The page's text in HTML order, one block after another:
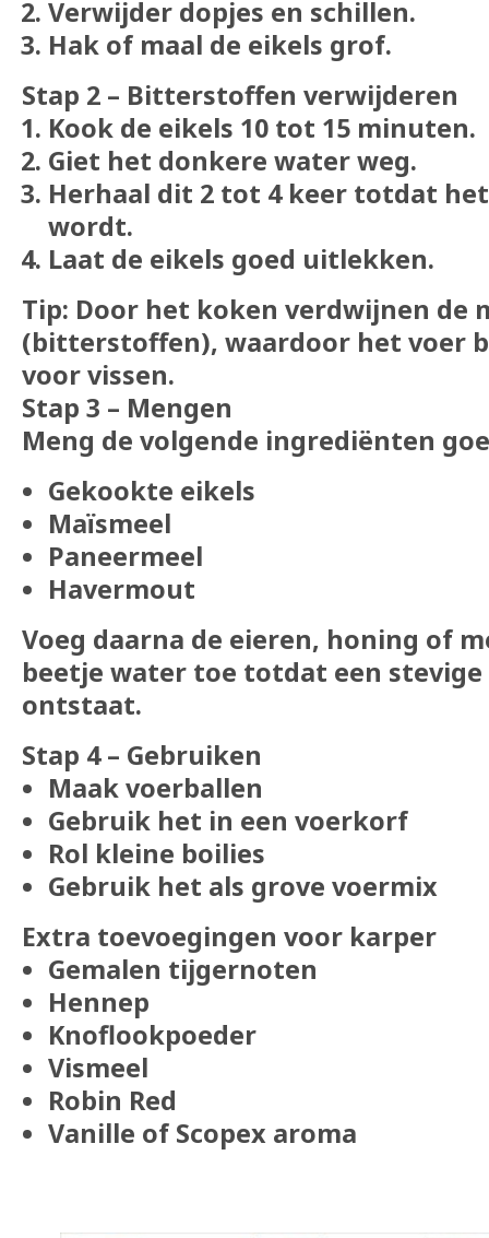
Verwijder dopjes en schillen.
Hak of maal de eikels grof.
Stap 2 – Bitterstoffen verwijderen
Kook de eikels 10 tot 15 minuten.
Giet het donkere water weg.
Herhaal dit 2 tot 4 keer totdat
wordt.
Laat de eikels goed uitlekken.
Tip: Door het koken verdwijnen de
(bitterstoffen), waardoor het voer
voor vissen.
Stap 3 – Mengen
Meng de volgende ingrediënten
Gekookte eikels
Maïsmeel
Paneermeel
Havermout
Voeg daarna de eieren, honing of
beetje water toe totdat een stevige
ontstaat.
Stap 4 – Gebruiken
Maak voerballen
Gebruik het in een voerkorf
Rol kleine boilies
Gebruik het als grove voermix
Extra toevoegingen voor karper
Gemalen tijgernoten
Hennep
Knoflookpoeder
Vismeel
Robin Red
Vanille of Scopex aroma